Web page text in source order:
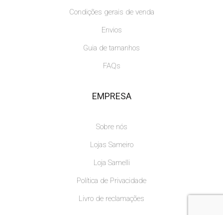
Condições gerais de venda
Envios
Guia de tamanhos
FAQs
EMPRESA
Sobre nós
Lojas Sameiro
Loja Samelli
Política de Privacidade
Livro de reclamações